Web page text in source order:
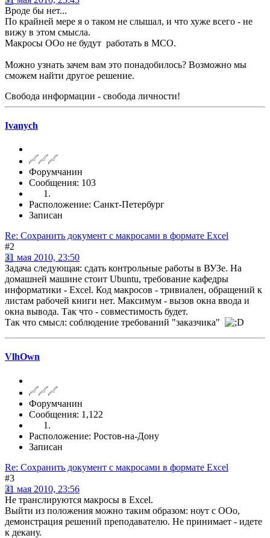
Вроде бы нет...
По крайней мере я о таком не слышал, и что хуже всего - не
вижу в этом смысла.
Макросы ООо не будут работать в МСО.
Можно узнать зачем вам это понадобилось? Возможно мы
сможем найти другое решение.
Свобода информации - свобода личности!
Ivanych
Форумчанин
Сообщения: 103
Расположение: Санкт-Петербург
Записан
Re: Сохранить документ с макросами в формате Excel
#2
31 мая 2010, 23:50
Задача следующая: сдать контрольные работы в ВУЗе. На
домашней машине стоит Ubuntu, требование кафедры
информатики - Excel. Код макросов - тривиален, обращений к
листам рабочей книги нет. Максимум - вызов окна ввода и
окна вывода. Так что - совместимость будет.
Так что смысл: соблюдение требований "заказчика"
VlhOwn
Форумчанин
Сообщения: 1,122
Расположение: Ростов-на-Дону
Записан
Re: Сохранить документ с макросами в формате Excel
#3
31 мая 2010, 23:56
Не транслируются макросы в Excel.
Выйти из положения можно таким образом: ноут с ООо,
демонстрация решений преподавателю. Не принимает - идете
к декану.